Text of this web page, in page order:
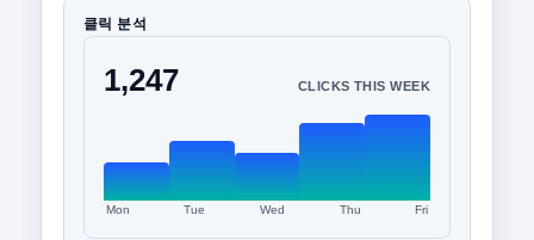
클릭 분석
1,247 CLICKS THIS WEEK
Mon Tue Wed Thu Fri